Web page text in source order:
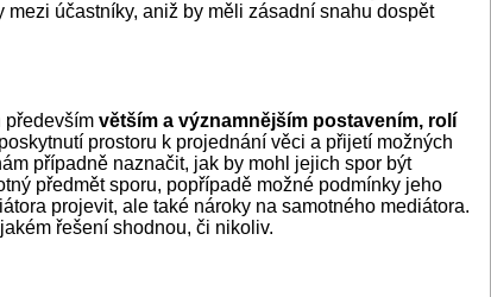
účastníky, aniž by měli zásadní snahu dospět
především větším a významnějším postavením, rolí
prostoru k projednání věci a přijetí možných
případně naznačit, jak by mohl jejich spor být
předmět sporu, popřípadě možné podmínky jeho
projevit, ale také nároky na samotného mediátora.
řešení shodnou, či nikoliv.